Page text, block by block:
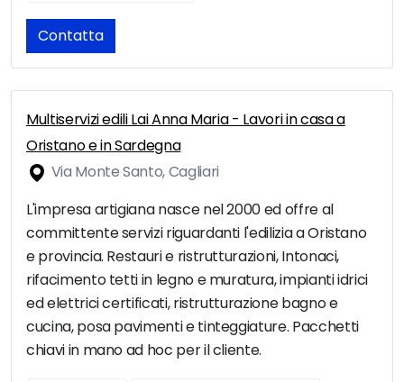
Contatta
Multiservizi edili Lai Anna Maria - Lavori in casa a
Oristano e in Sardegna
Via Monte Santo, Cagliari
L'impresa artigiana nasce nel 2000 ed offre al
committente servizi riguardanti l'edilizia a Oristano
e provincia. Restauri e ristrutturazioni, Intonaci,
rifacimento tetti in legno e muratura, impianti idrici
ed elettrici certificati, ristrutturazione bagno e
cucina, posa pavimenti e tinteggiature. Pacchetti
chiavi in mano ad hoc per il cliente.